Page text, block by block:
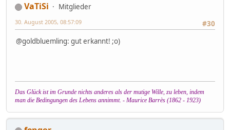
VaTiSi
Mitglieder
#30
30. August 2005, 08:57:09
@goldbluemling: gut erkannt! ;o)
Das Glück ist im Grunde nichts anderes als der mutige Wille, zu leben, indem
man die Bedingungen des Lebens annimmt. - Maurice Barrès (1862 - 1923)